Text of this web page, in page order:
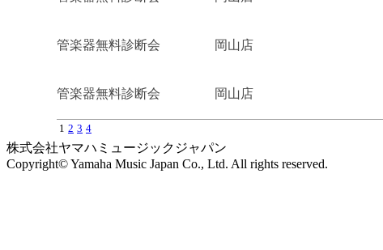
管楽器無料診断会 岡山店
管楽器無料診断会 岡山店
1 2 3 4
株式会社ヤマハミュージックジャパン
Copyright© Yamaha Music Japan Co., Ltd. All rights reserved.